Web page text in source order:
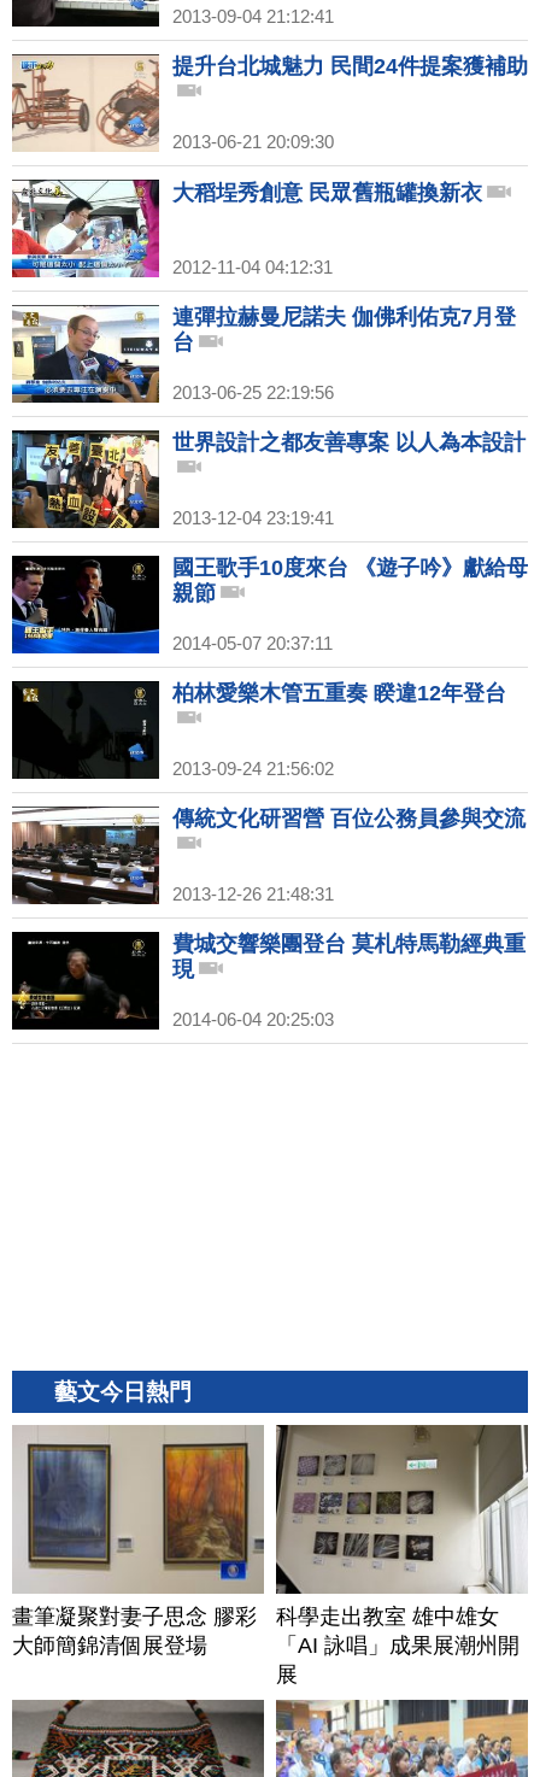
2013-09-04 21:12:41
提升台北城魅力 民間24件提案獲補助
2013-06-21 20:09:30
大稻埕秀創意 民眾舊瓶罐換新衣
2012-11-04 04:12:31
連彈拉赫曼尼諾夫 伽佛利佑克7月登
台
2013-06-25 22:19:56
世界設計之都友善專案 以人為本設計
2013-12-04 23:19:41
國王歌手10度來台 《遊子吟》獻給母
親節
2014-05-07 20:37:11
柏林愛樂木管五重奏 睽違12年登台
2013-09-24 21:56:02
傳統文化研習營 百位公務員參與交流
2013-12-26 21:48:31
費城交響樂團登台 莫札特馬勒經典重
現
2014-06-04 20:25:03
藝文今日熱門
畫筆凝聚對妻子思念 膠彩
大師簡錦清個展登場
科學走出教室 雄中雄女
「AI 詠唱」成果展潮州開
展